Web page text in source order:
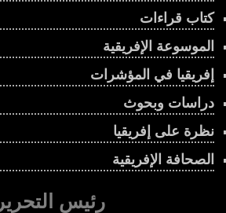
كتاب قراءات
الموسوعة الإفريقية
إفريقيا في المؤشرات
دراسات وبحوث
نظرة على إفريقيا
الصحافة الإفريقية
رئيس التحرير